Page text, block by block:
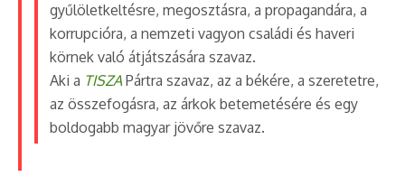
gyűlöletkeltésre, megosztásra, a propagandára, a
korrupcióra, a nemzeti vagyon családi és haveri
körnek való átjátszására szavaz.
Aki a TISZA Pártra szavaz, az a békére, a szeretetre,
az összefogásra, az árkok betemetésére és egy
boldogabb magyar jövőre szavaz.